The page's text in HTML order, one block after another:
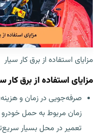
مزایای استفاده از برق کار سیار
مزایای استفاده از برق
صرفه‌جویی در زمان و
زمان مربوط به حمل
تعمیر در محل بسیار